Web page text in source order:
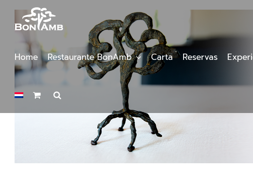
contenido
Home Restaurante BonAmb Carta Reservas